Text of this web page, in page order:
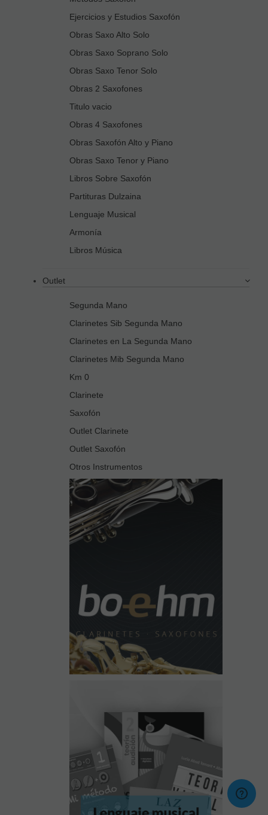
Ejercicios y Estudios Saxofón
Obras Saxo Alto Solo
Obras Saxo Soprano Solo
Obras Saxo Tenor Solo
Obras 2 Saxofones
Titulo vacio
Obras 4 Saxofones
Obras Saxofón Alto y Piano
Obras Saxo Tenor y Piano
Libros Sobre Saxofón
Partituras Dulzaina
Lenguaje Musical
Armonía
Libros Música
Outlet
Segunda Mano
Clarinetes Sib Segunda Mano
Clarinetes en La Segunda Mano
Clarinetes Mib Segunda Mano
Km 0
Clarinete
Saxofón
Outlet Clarinete
Outlet Saxofón
Otros Instrumentos